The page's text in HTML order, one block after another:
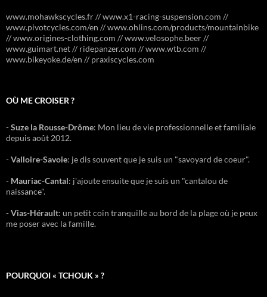
www.mohawkscycles.fr // www.x1-racing-suspension.com //
www.pivotcycles.com/en // www.ohlins.com/products/mountainbike
// www.origines-clothing.com // www.velosophe.beer //
www.guimart.net // ridepanzer.com // www.wtb.com //
www.bikeyoke.de/en // praxiscycles.com
OÙ ME CROISER ?
-Suze la Rousse-Drôme: Mon lieu de vie professionnelle et familiale
depuis août 2012.
-Valloire-Savoie: je dis souvent que je suis un "savoyard de coeur".
- Mauriac-Cantal: j'ajoute ensuite que je suis un "cantalou de
naissance".
-Vias-Hérault: un petit coin tranquille au bord de la plage où je peux
me poser avec la famille.
POURQUOI « TCHOUK » ?